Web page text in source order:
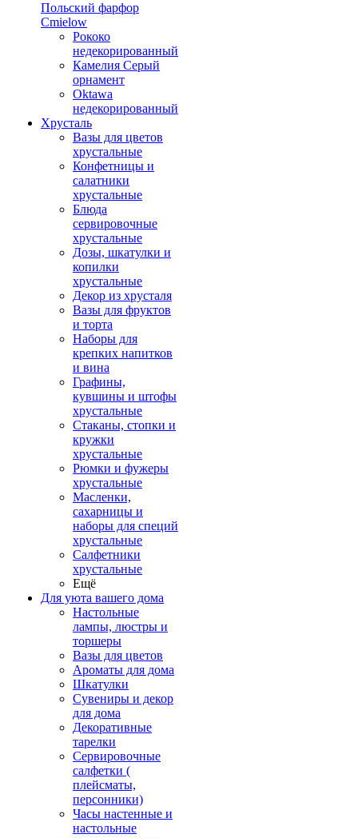
Польский фарфор
Сmielow
Рококо
недекорированный
Камелия Серый
орнамент
Oktawa
недекорированный
Хрусталь
Вазы для цветов
хрустальные
Конфетницы и
салатники
хрустальные
Блюда
сервировочные
хрустальные
Дозы, шкатулки и
копилки
хрустальные
Декор из хрусталя
Вазы для фруктов
и торта
Наборы для
крепких напитков
и вина
Графины,
кувшины и штофы
хрустальные
Стаканы, стопки и
кружки
хрустальные
Рюмки и фужеры
хрустальные
Масленки,
сахарницы и
наборы для специй
хрустальные
Салфетники
хрустальные
Ещё
Для уюта вашего дома
Настольные
лампы, люстры и
торшеры
Вазы для цветов
Ароматы для дома
Шкатулки
Сувениры и декор
для дома
Декоративные
тарелки
Сервировочные
салфетки (
плейсматы,
персонники)
Часы настенные и
настольные